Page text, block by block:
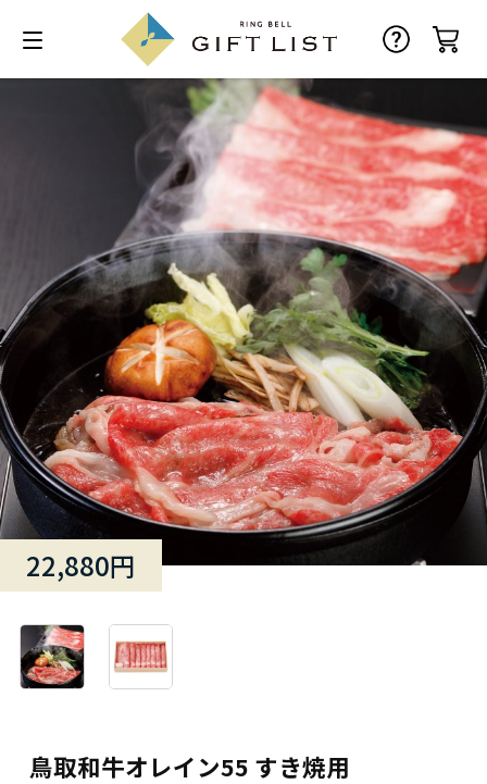
鳥取和牛オレイン55 すき焼用
22,880円